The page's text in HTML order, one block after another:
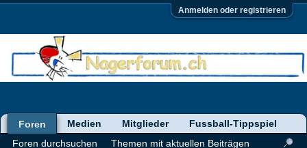
Anmelden oder registrieren
Foren
Foren durchsuchen
Themen mit aktuellen Beiträgen
Medien Mitglieder Fussball-Tippspiel